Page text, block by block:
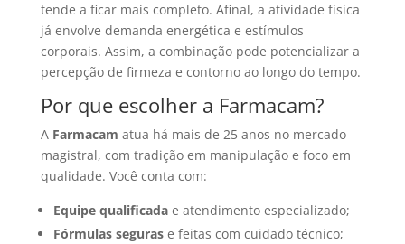
tende a ficar mais completo. Afinal, a atividade física
já envolve demanda energética e estímulos
corporais. Assim, a combinação pode potencializar a
percepção de firmeza e contorno ao longo do tempo.
Por que escolher a Farmacam?
A Farmacam atua há mais de 25 anos no mercado
magistral, com tradição em manipulação e foco em
qualidade. Você conta com:
Equipe qualificadae atendimento especializado;
Fórmulas segurase feitas com cuidado técnico;